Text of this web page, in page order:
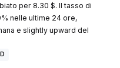
per 8.30 $. Il tasso di
nelle ultime 24 ore,
e slightly upward del